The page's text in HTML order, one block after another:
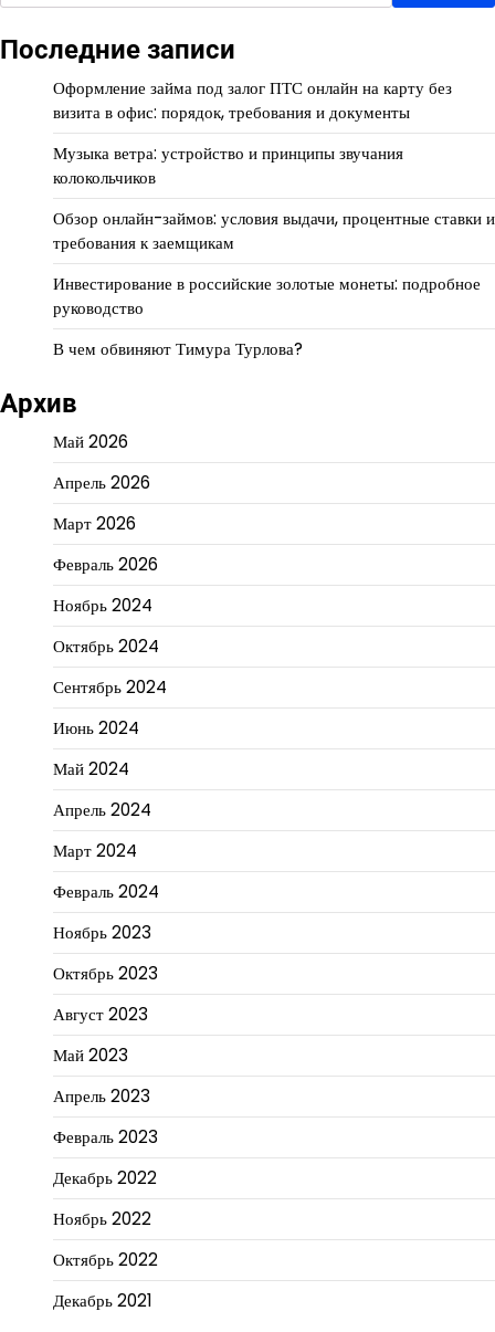
Последние записи
Оформление займа под залог ПТС онлайн на карту без
визита в офис: порядок, требования и документы
Музыка ветра: устройство и принципы звучания
колокольчиков
Обзор онлайн-займов: условия выдачи, процентные ставки и
требования к заемщикам
Инвестирование в российские золотые монеты: подробное
руководство
В чем обвиняют Тимура Турлова?
Архив
Май 2026
Апрель 2026
Март 2026
Февраль 2026
Ноябрь 2024
Октябрь 2024
Сентябрь 2024
Июнь 2024
Май 2024
Апрель 2024
Март 2024
Февраль 2024
Ноябрь 2023
Октябрь 2023
Август 2023
Май 2023
Апрель 2023
Февраль 2023
Декабрь 2022
Ноябрь 2022
Октябрь 2022
Декабрь 2021